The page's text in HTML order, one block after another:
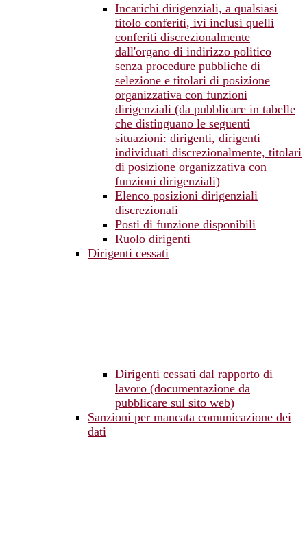
Incarichi dirigenziali, a qualsiasi
titolo conferiti, ivi inclusi quelli
conferiti discrezionalmente
dall'organo di indirizzo politico
senza procedure pubbliche di
selezione e titolari di posizione
organizzativa con funzioni
dirigenziali (da pubblicare in tabelle
che distinguano le seguenti
situazioni: dirigenti, dirigenti
individuati discrezionalmente, titolari
di posizione organizzativa con
funzioni dirigenziali)
Elenco posizioni dirigenziali
discrezionali
Posti di funzione disponibili
Ruolo dirigenti
Dirigenti cessati
Dirigenti cessati dal rapporto di
lavoro (documentazione da
pubblicare sul sito web)
Sanzioni per mancata comunicazione dei
dati